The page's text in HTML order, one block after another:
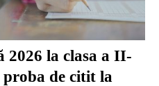
2026 la clasa a II-
de citit la